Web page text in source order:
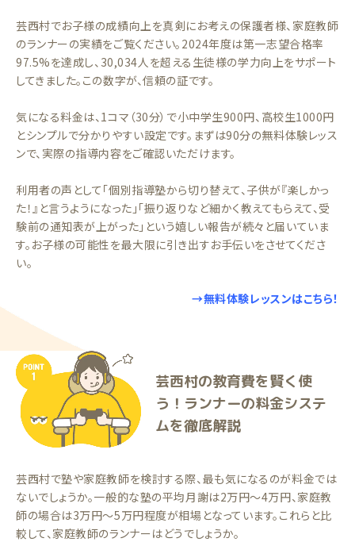
芸西村でお子様の成績向上を真剣にお考えの保護者様、家庭教師
のランナーの実績をご覧ください。2024年度は第一志望合格率
97.5%を達成し、30,034人を超える生徒様の学力向上をサポート
してきました。この数字が、信頼の証です。
気になる料金は、1コマ（30分）で小中学生900円、高校生1000円
とシンプルで分かりやすい設定です。まずは90分の無料体験レッス
ンで、実際の指導内容をご確認いただけます。
利用者の声として「個別指導塾から切り替えて、子供が『楽しかっ
た！』と言うようになった」「振り返りなど細かく教えてもらえて、受
験前の通知表が上がった」という嬉しい報告が続々と届いていま
す。お子様の可能性を最大限に引き出すお手伝いをさせてくださ
い。
→無料体験レッスンはこちら！
芸西村の教育費を賢く使
う！ランナーの料金システ
ムを徹底解説
芸西村で塾や家庭教師を検討する際、最も気になるのが料金では
ないでしょうか。一般的な塾の平均月謝は2万円〜4万円、家庭教
師の場合は3万円〜5万円程度が相場となっています。これらと比
較して、家庭教師のランナーはどうでしょうか。